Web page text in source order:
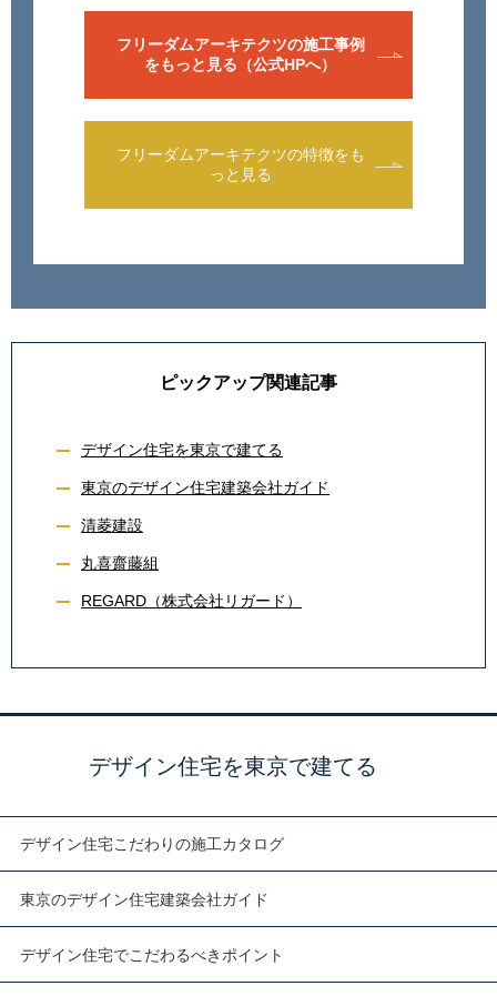
フリーダムアーキテクツの施工事例
をもっと見る（公式HPへ）
フリーダムアーキテクツの特徴をも
っと見る
ピックアップ関連記事
デザイン住宅を東京で建てる
東京のデザイン住宅建築会社ガイド
清菱建設
丸喜齋藤組
REGARD（株式会社リガード）
デザイン住宅を東京で建てる
デザイン住宅こだわりの施工カタログ
東京のデザイン住宅建築会社ガイド
デザイン住宅でこだわるべきポイント